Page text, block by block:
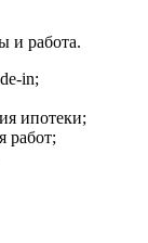
и работа.
in;
ипотеки;
работ;